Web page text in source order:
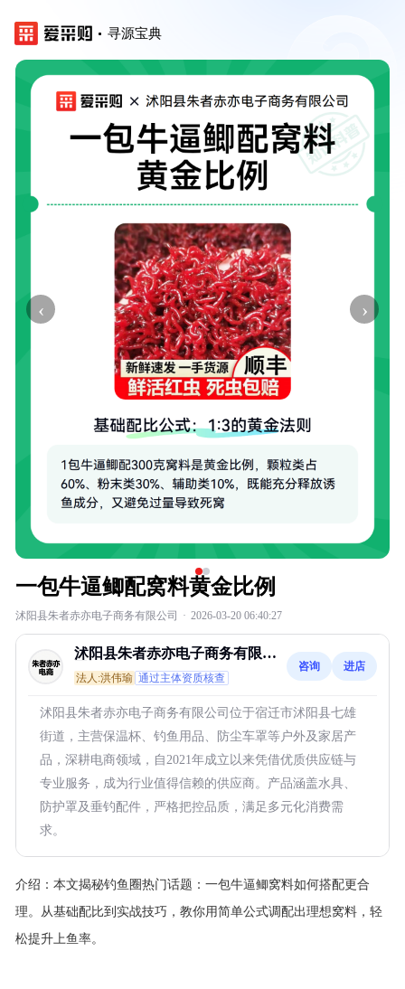
寻源宝典
‹ ›
一包牛逼鲫配窝料黄金比例
沭阳县朱者赤亦电子商务有限公司 · 2026-03-20 06:40:27
沭阳县朱者赤亦电子商务有限公
司
法人:洪伟瑜 通过主体资质核查
咨询 进店
沭阳县朱者赤亦电子商务有限公司位于宿迁市沭阳县七雄
街道，主营保温杯、钓鱼用品、防尘车罩等户外及家居产
品，深耕电商领域，自2021年成立以来凭借优质供应链与
专业服务，成为行业值得信赖的供应商。产品涵盖水具、
防护罩及垂钓配件，严格把控品质，满足多元化消费需
求。
介绍： 本文揭秘钓鱼圈热门话题：一包牛逼鲫窝料如何搭配更合
理。从基础配比到实战技巧，教你用简单公式调配出理想窝料，轻
松提升上鱼率。